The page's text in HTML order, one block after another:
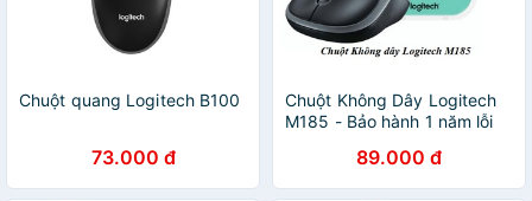
Chuột quang Logitech B100
73.000 đ
Chuột Không Dây Logitech
M185 - Bảo hành 1 năm lỗi
89.000 đ